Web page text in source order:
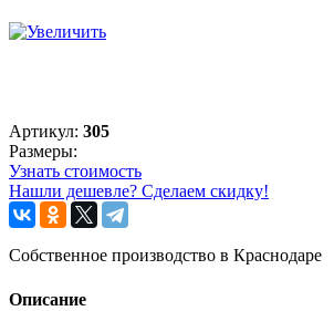
Артикул: 305
Размеры:
Узнать стоимость
Нашли дешевле? Сделаем скидку!
Собственное производство в Краснодаре
Описание